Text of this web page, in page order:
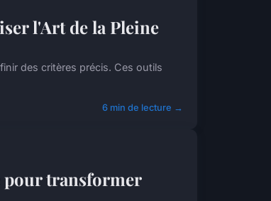
l'Art de la Pleine
des critères précis. Ces outils
6 min de lecture →
pour transformer